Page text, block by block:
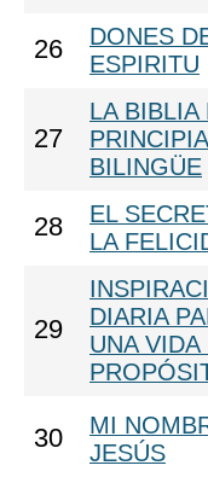
26
DONES
ESPIRITU
27
LA BIBLIA
BILINGÜE
28
EL
LA
29
DIARIA
UNA VIDA
30
MI
JESÚS